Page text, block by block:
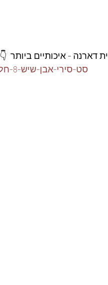
דארנה - איכותיים ביותר  👇
https://www.foodeals.co.il/product-page/סט-סירי-אבן-שיש-8-חלקים